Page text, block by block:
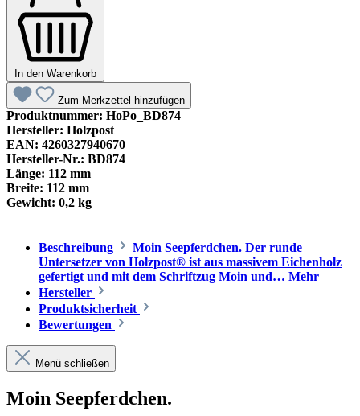
In den Warenkorb
Zum Merkzettel hinzufügen
Produktnummer: HoPo_BD874
Hersteller: Holzpost
EAN: 4260327940670
Hersteller-Nr.: BD874
Länge: 112 mm
Breite: 112 mm
Gewicht: 0,2 kg
Beschreibung
Moin Seepferdchen. Der runde
Untersetzer von Holzpost® ist aus massivem Eichenholz
gefertigt und mit dem Schriftzug Moin und… Mehr
Hersteller
Produktsicherheit
Bewertungen
Menü schließen
Moin Seepferdchen.